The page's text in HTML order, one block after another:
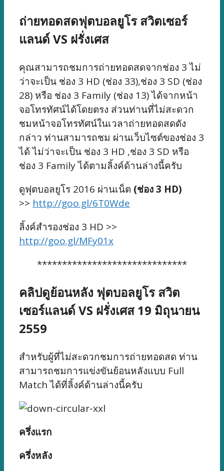
ถ่ายทอดสดฟุตบอลยูโร สวิตเซอร์
แลนด์ VS ฝรั่งเศส
คุณสามารถชมการถ่ายทอดสดจากช่อง 3 ไม่
ว่าจะเป็น ช่อง 3 HD (ช่อง 33),ช่อง 3 SD (ช่อง
28) หรือ ช่อง 3 Family (ช่อง 13) ได้จากหน้า
จอโทรทัศน์ได้โดยตรง ส่วนท่านที่ไม่สะดวก
ชมหน้าจอโทรทัศน์ในเวลาถ่ายทอดสดดัง
กล่าว ท่านสามารถชม ผ่านเว็บไซต์ของช่อง 3
ได้ ไม่ว่าจะเป็น ช่อง 3 HD ,ช่อง 3 SD หรือ
ช่อง 3 Family ได้ตามลิ้งค์ด้านล่างนี้ครับ
ดูฟุตบอลยูโร 2016 ผ่านเน็ต (ช่อง 3 HD)
>> http://goo.gl/6T0Wde
ลิ้งค์สำรองช่อง 3 HD >>
http://goo.gl/MFy01x
******************************
คลิปดูย้อนหลัง ฟุตบอลยูโร สวิต
เซอร์แลนด์ VS ฝรั่งเศส 19 มิถุนายน
2559
สำหรับผู้ที่ไม่สะดวกชมการถ่ายทอดสด ท่าน
สามารถชมการแข่งขันย้อนหลังแบบ Full
Match ได้ที่ลิ้งค์ด้านล่างนี้ครับ
ครึ่งแรก
ครึ่งหลัง